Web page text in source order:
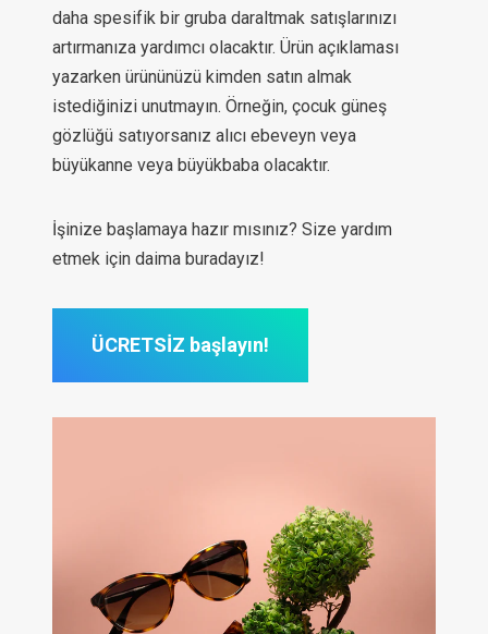
daha spesifik bir gruba daraltmak satışlarınızı
artırmanıza yardımcı olacaktır. Ürün açıklaması
yazarken ürününüzü kimden satın almak
istediğinizi unutmayın. Örneğin, çocuk güneş
gözlüğü satıyorsanız alıcı ebeveyn veya
büyükanne veya büyükbaba olacaktır.
İşinize başlamaya hazır mısınız? Size yardım
etmek için daima buradayız!
ÜCRETSİZ başlayın!